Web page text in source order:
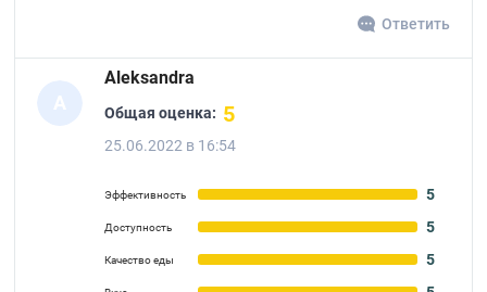
Ответить
A
Aleksandra
Общая оценка: 5
25.06.2022 в 16:54
Эффективность 5
Доступность 5
Качество еды 5